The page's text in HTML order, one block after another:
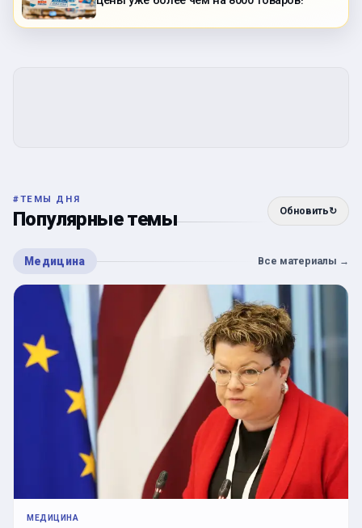
#ТЕМЫ ДНЯ
Популярные темы Обновить↻
Медицина Все материалы →
МЕДИЦИНА